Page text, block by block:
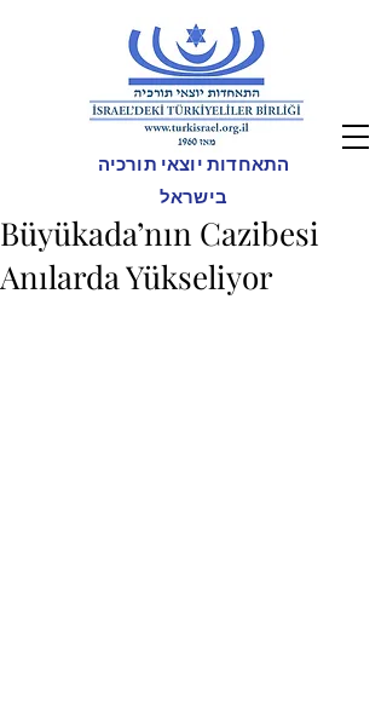
התאחדות יוצאי תורכיה
בישראל
Büyükada’nın Cazibesi
Anılarda Yükseliyor